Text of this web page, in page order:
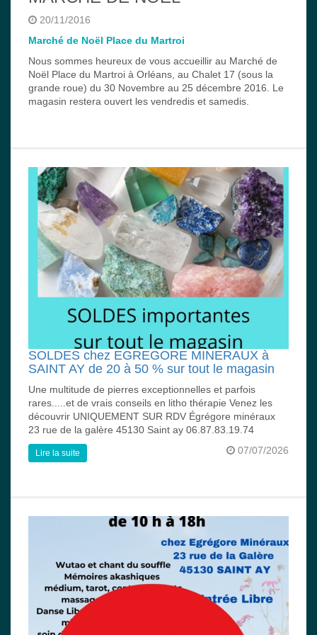
20/11/2016
Marché de Noël Place du Martroi
Nous sommes heureux de vous accueillir au Marché de
Noël Place du Martroi à Orléans, au Chalet 17 (sous la
grande roue) du 30 Novembre au 25 décembre 2016. Le
magasin restera ouvert les vendredis et samedis.
SOLDES chez EGREGORE MINERAUX à
SAINT AY de 20 à 50 % sur tout le magasin
Une multitude de pierres exceptionnelles et parfois
rares.....et de vrais conseils en litho thérapie Venez les
découvrir UNIQUEMENT SUR RDV Égrégore minéraux
23 rue de la galère 45130 Saint ay 06.87.83.19.74
07/07/2026
Lire la suite